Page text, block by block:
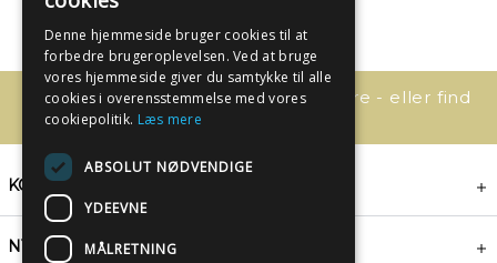
Har du spørgsmål, så kontakt os bare - eller find
svaret her:
KONTAKT
NYHEDSBREV
Denne hjemmeside bruger cookies til at
forbedre brugeroplevelsen. Ved at bruge
vores hjemmeside giver du samtykke til alle
cookies i overensstemmelse med vores
cookiepolitik. Læs mere
ABSOLUT NØDVENDIGE
YDEEVNE
MÅLRETNING